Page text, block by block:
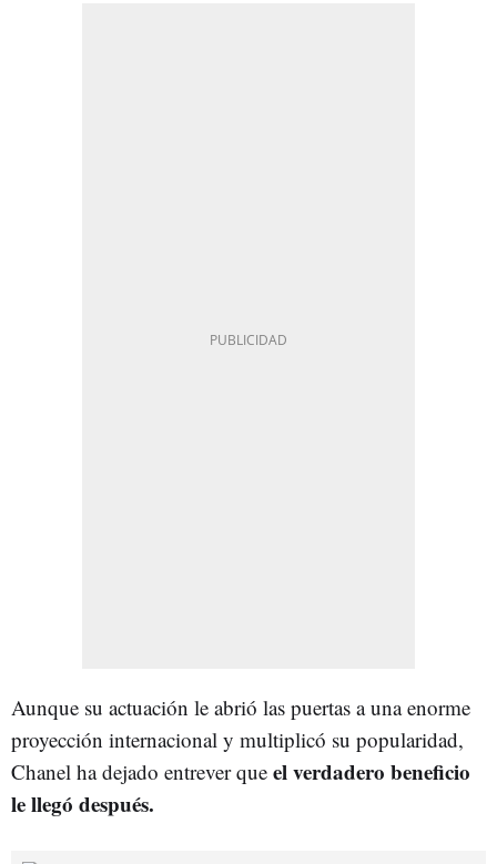
Aunque su actuación le abrió las puertas a una enorme
proyección internacional y multiplicó su popularidad,
Chanel ha dejado entrever que el verdadero beneficio
le llegó después.